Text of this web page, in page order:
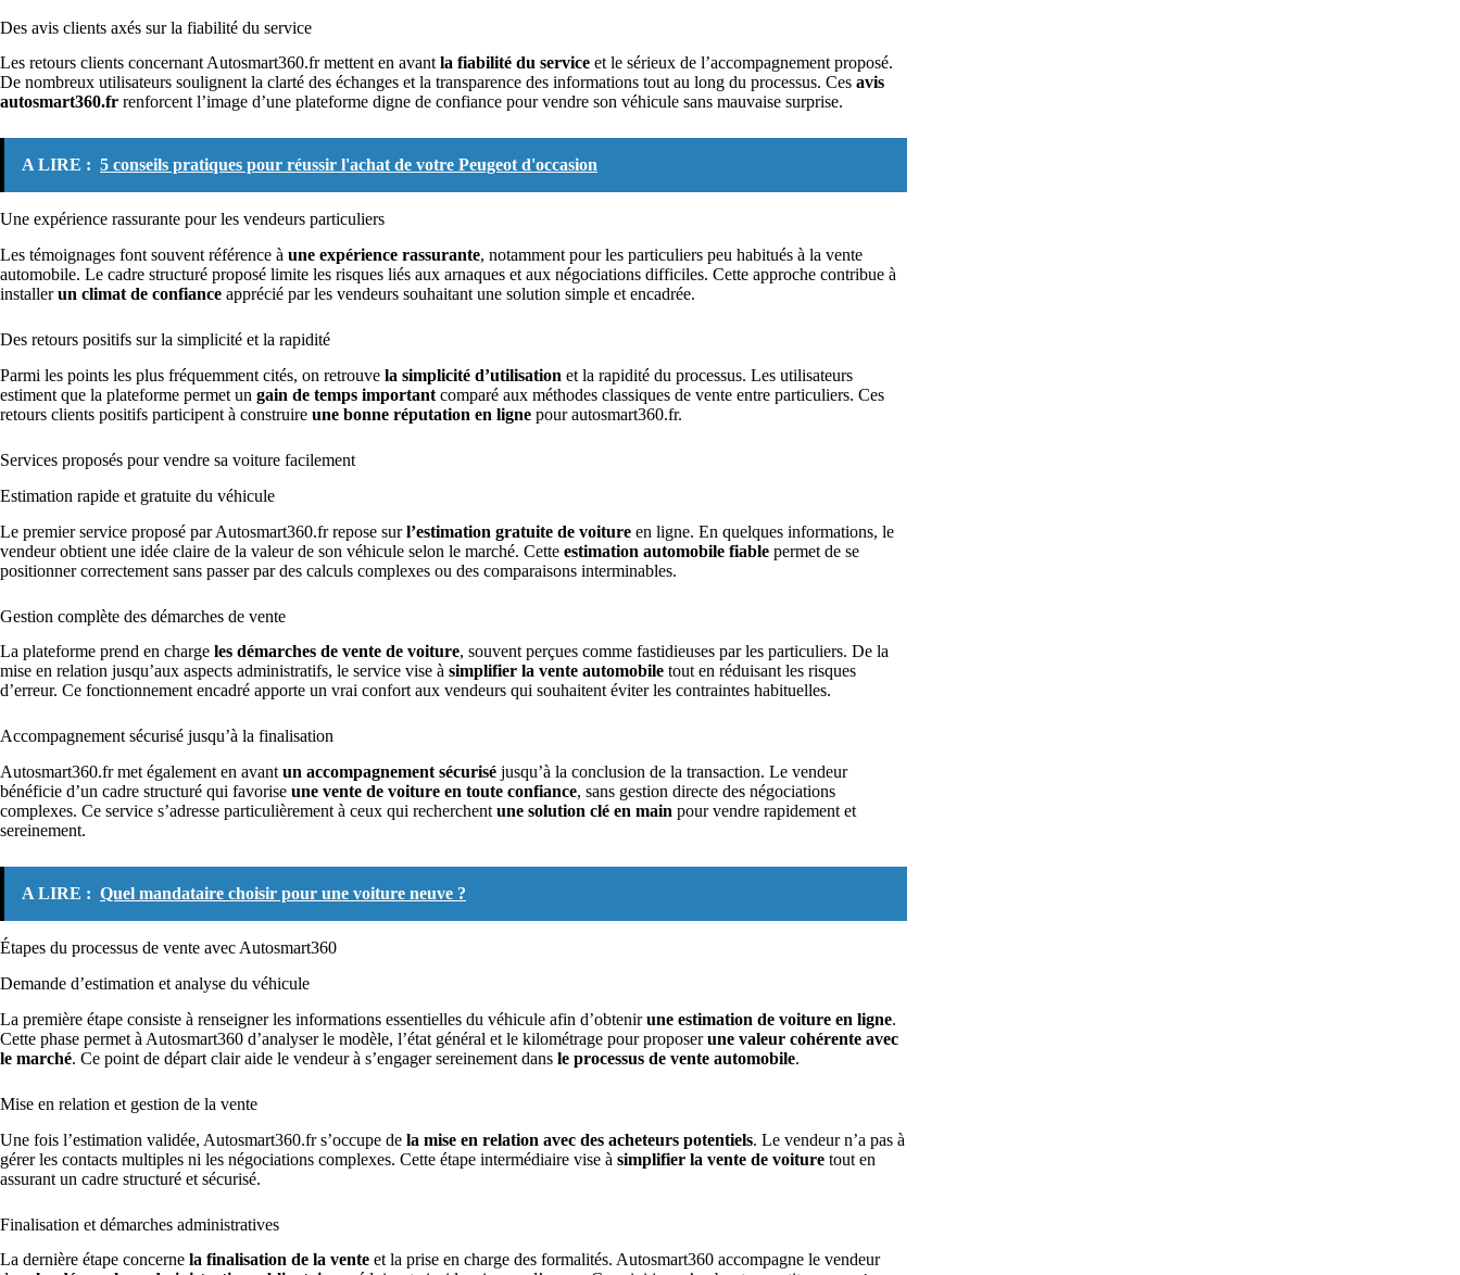
Des avis clients axés sur la fiabilité du service
Les retours clients concernant Autosmart360.fr mettent en avantla fiabilité du service et le sérieux de l’accompagnement proposé.
De nombreux utilisateurs soulignent la clarté des échanges et la transparence des informations tout au long du processus. Ces avis
autosmart360.fr renforcent l’image d’une plateforme digne de confiance pour vendre son véhicule sans mauvaise surprise.
A LIRE : 5 conseils pratiques pour réussir l'achat de votre Peugeot d'occasion
Une expérience rassurante pour les vendeurs particuliers
Les témoignages font souvent référence à une expérience rassurante, notamment pour les particuliers peu habitués à la vente
automobile. Le cadre structuré proposé limite les risques liés aux arnaques et aux négociations difficiles. Cette approche contribue à
installerun climat de confiance apprécié par les vendeurs souhaitant une solution simple et encadrée.
Des retours positifs sur la simplicité et la rapidité
Parmi les points les plus fréquemment cités, on retrouve la simplicité d’utilisation et la rapidité du processus. Les utilisateurs
estiment que la plateforme permet un gain de temps important comparé aux méthodes classiques de vente entre particuliers. Ces
retours clients positifs participent à construire une bonne réputation en ligne pour autosmart360.fr.
Services proposés pour vendre sa voiture facilement
Estimation rapide et gratuite du véhicule
Le premier service proposé par Autosmart360.fr repose surl’estimation gratuite de voiture en ligne. En quelques informations, le
vendeur obtient une idée claire de la valeur de son véhicule selon le marché. Cette estimation automobile fiable permet de se
positionner correctement sans passer par des calculs complexes ou des comparaisons interminables.
Gestion complète des démarches de vente
La plateforme prend en charge les démarches de vente de voiture, souvent perçues comme fastidieuses par les particuliers. De la
mise en relation jusqu’aux aspects administratifs, le service vise à simplifier la vente automobile tout en réduisant les risques
d’erreur. Ce fonctionnement encadré apporte un vrai confort aux vendeurs qui souhaitent éviter les contraintes habituelles.
Accompagnement sécurisé jusqu’à la finalisation
Autosmart360.fr met également en avant un accompagnement sécurisé jusqu’à la conclusion de la transaction. Le vendeur
bénéficie d’un cadre structuré qui favorise une vente de voiture en toute confiance, sans gestion directe des négociations
complexes. Ce service s’adresse particulièrement à ceux qui recherchent une solution clé en main pour vendre rapidement et
sereinement.
A LIRE : Quel mandataire choisir pour une voiture neuve ?
Étapes du processus de vente avec Autosmart360
Demande d’estimation et analyse du véhicule
La première étape consiste à renseigner les informations essentielles du véhicule afin d’obtenirune estimation de voiture en ligne.
Cette phase permet à Autosmart360 d’analyser le modèle, l’état général et le kilométrage pour proposerune valeur cohérente avec
le marché. Ce point de départ clair aide le vendeur à s’engager sereinement dans le processus de vente automobile.
Mise en relation et gestion de la vente
Une fois l’estimation validée, Autosmart360.fr s’occupe de la mise en relation avec des acheteurs potentiels. Le vendeur n’a pas à
gérer les contacts multiples ni les négociations complexes. Cette étape intermédiaire vise à simplifier la vente de voiture tout en
assurant un cadre structuré et sécurisé.
Finalisation et démarches administratives
La dernière étape concerne la finalisation de la vente et la prise en charge des formalités. Autosmart360 accompagne le vendeur